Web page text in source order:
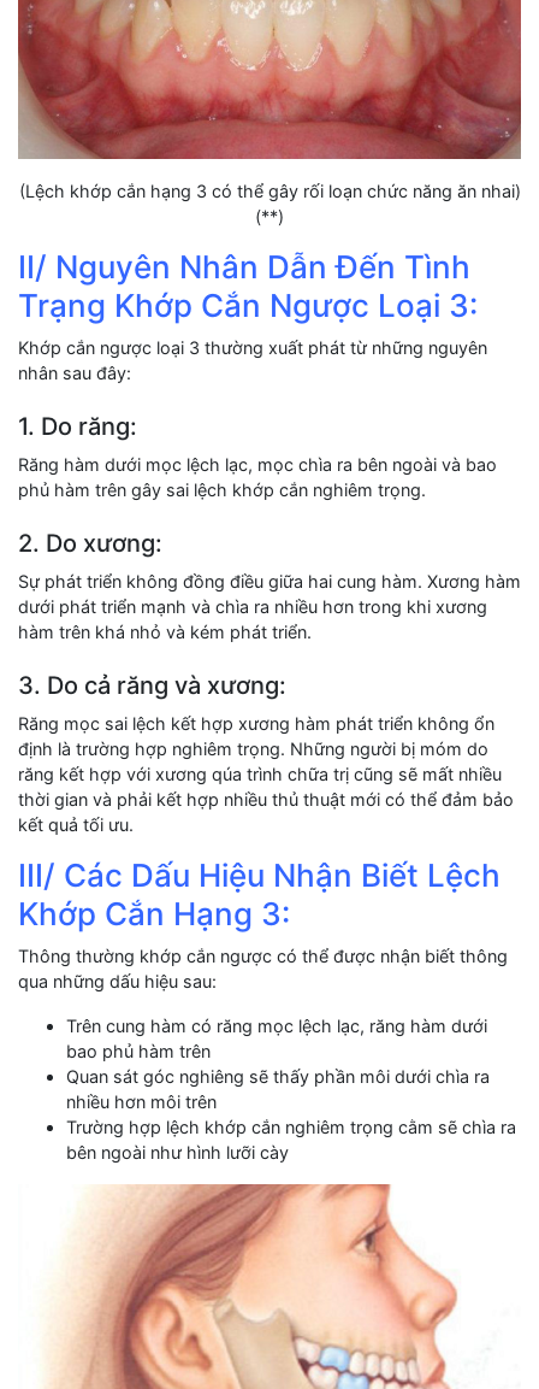
(Lệch khớp cắn hạng 3 có thể gây rối loạn chức năng ăn nhai)
(**)
II/ Nguyên Nhân Dẫn Đến Tình
Trạng Khớp Cắn Ngược Loại 3:
Khớp cắn ngược loại 3 thường xuất phát từ những nguyên
nhân sau đây:
1. Do răng:
Răng hàm dưới mọc lệch lạc, mọc chìa ra bên ngoài và bao
phủ hàm trên gây sai lệch khớp cắn nghiêm trọng.
2. Do xương:
Sự phát triển không đồng điều giữa hai cung hàm. Xương hàm
dưới phát triển mạnh và chìa ra nhiều hơn trong khi xương
hàm trên khá nhỏ và kém phát triển.
3. Do cả răng và xương:
Răng mọc sai lệch kết hợp xương hàm phát triển không ổn
định là trường hợp nghiêm trọng. Những người bị móm do
răng kết hợp với xương qúa trình chữa trị cũng sẽ mất nhiều
thời gian và phải kết hợp nhiều thủ thuật mới có thể đảm bảo
kết quả tối ưu.
III/ Các Dấu Hiệu Nhận Biết Lệch
Khớp Cắn Hạng 3:
Thông thường khớp cắn ngược có thể được nhận biết thông
qua những dấu hiệu sau:
Trên cung hàm có răng mọc lệch lạc, răng hàm dưới
bao phủ hàm trên
Quan sát góc nghiêng sẽ thấy phần môi dưới chìa ra
nhiều hơn môi trên
Trường hợp lệch khớp cắn nghiêm trọng cằm sẽ chìa ra
bên ngoài như hình lưỡi cày